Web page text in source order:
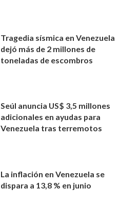
Tragedia sísmica en Venezuela
dejó más de 2 millones de
toneladas de escombros
Seúl anuncia US$ 3,5 millones
adicionales en ayudas para
Venezuela tras terremotos
La inflación en Venezuela se
dispara a 13,8 % en junio